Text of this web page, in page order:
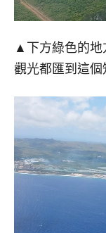
▲下方綠色的地
觀光都匯到這個